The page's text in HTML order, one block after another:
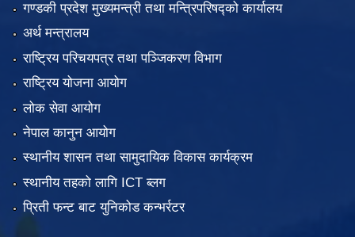
गण्डकी प्रदेश मुख्यमन्त्री तथा मन्त्रिपरिषद्को कार्यालय
अर्थ मन्त्रालय
राष्ट्रिय परिचयपत्र तथा पञ्जिकरण विभाग
राष्ट्रिय योजना आयोग
लोक सेवा आयोग
नेपाल कानुन आयोग
स्थानीय शासन तथा सामुदायिक विकास कार्यक्रम
स्थानीय तहको लागि ICT ब्लग
प्रिती फन्ट बाट युनिकोड कन्भर्रटर